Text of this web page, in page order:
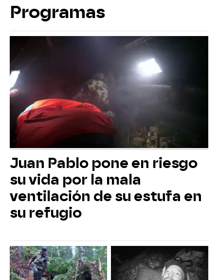
Programas
Juan Pablo pone en riesgo
su vida por la mala
ventilación de su estufa en
su refugio